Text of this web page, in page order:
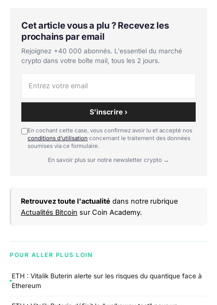
Cet article vous a plu ? Recevez les
prochains par email
Rejoignez +40 000 abonnés. L'essentiel du marché
crypto dans votre boîte mail, tous les 2 jours.
S'inscrire ›
En cochant cette case, vous confirmez avoir lu et accepté nos
conditions d'utilisation concernant le traitement des données
soumises via ce formulaire.
En savoir plus sur notre newsletter crypto →
Retrouvez toute l'actualité dans notre rubrique
Actualités Bitcoin sur Coin Academy.
POUR ALLER PLUS LOIN
ETH : Vitalik Buterin alerte sur les risques du quantique face à
Ethereum